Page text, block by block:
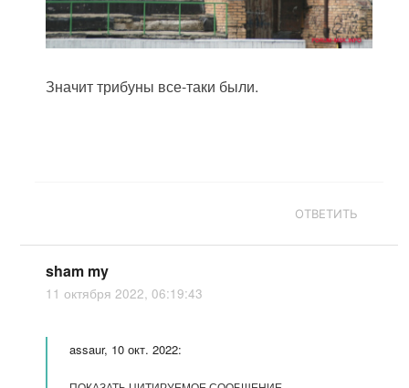
Значит трибуны все-таки были.
ОТВЕТИТЬ
sham my
11 октября 2022, 06:19:43
assaur, 10 окт. 2022: